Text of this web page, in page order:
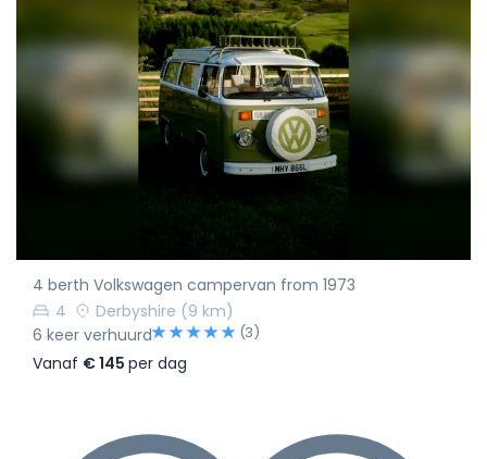
4 berth Volkswagen campervan from 1973
4
Derbyshire (9 km)
6 keer verhuurd
(3)
Vanaf € 145 per dag